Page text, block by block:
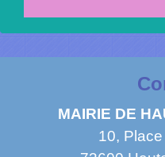
MAIRIE DE
10,